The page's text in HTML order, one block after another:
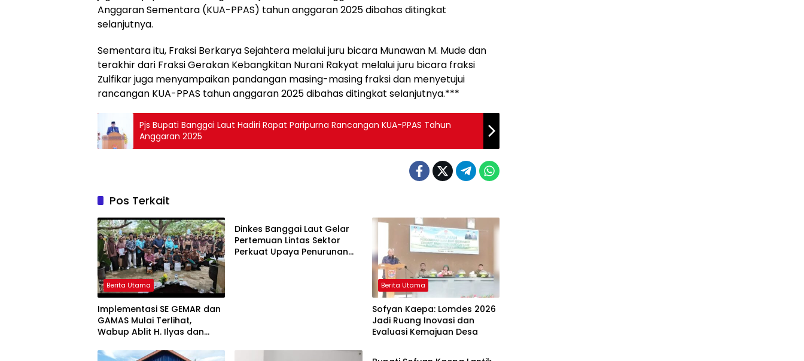
Anggaran Sementara (KUA-PPAS) tahun anggaran 2025 dibahas ditingkat
selanjutnya.
Sementara itu, Fraksi Berkarya Sejahtera melalui juru bicara Munawan M. Mude dan
terakhir dari Fraksi Gerakan Kebangkitan Nurani Rakyat melalui juru bicara fraksi
Zulfikar juga menyampaikan pandangan masing-masing fraksi dan menyetujui
rancangan KUA-PPAS tahun anggaran 2025 dibahas ditingkat selanjutnya.***
Pjs Bupati Banggai Laut Hadiri Rapat Paripurna Rancangan KUA-PPAS Tahun
Anggaran 2025
Pos Terkait
Berita Utama
Implementasi SE GEMAR dan
GAMAS Mulai Terlihat,
Wabup Ablit H. Ilyas dan
Kompak Ambil Rapor Anak
Dinkes Banggai Laut Gelar
Pertemuan Lintas Sektor
Perkuat Upaya Penurunan
Berita Utama
Sofyan Kaepa: Lomdes 2026
Jadi Ruang Inovasi dan
Evaluasi Kemajuan Desa
Berita Utama